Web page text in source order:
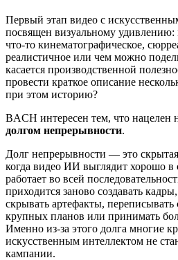
Первый этап видео с
посвящен визуальному удивлению:
что-то кинематографическое,
реалистичное или чем можно
касается производственной
провести краткое описание
при этом историю?
BACH интересен тем, что нацелен
долгом непрерывности.
Долг непрерывности — это
когда видео ИИ выглядит хорошо
работает во всей
приходится заново создавать
скрывать артефакты, переписывать
крупных планов или принимать
Именно из-за этого долга многие
искусственным интеллектом не
кампании.